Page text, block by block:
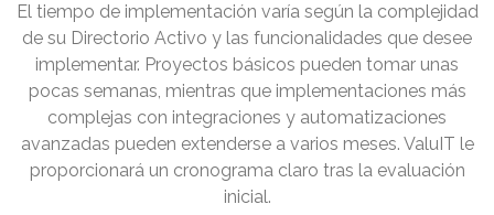
El tiempo de implementación varía según la complejidad
de su Directorio Activo y las funcionalidades que desee
implementar. Proyectos básicos pueden tomar unas
pocas semanas, mientras que implementaciones más
complejas con integraciones y automatizaciones
avanzadas pueden extenderse a varios meses. ValuIT le
proporcionará un cronograma claro tras la evaluación
inicial.